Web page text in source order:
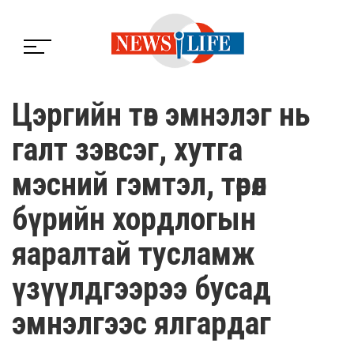
Цэргийн төв эмнэлэг нь
галт зэвсэг, хутга
мэсний гэмтэл, төрөл
бүрийн хордлогын
яаралтай тусламж
үзүүлдгээрээ бусад
эмнэлгээс ялгардаг